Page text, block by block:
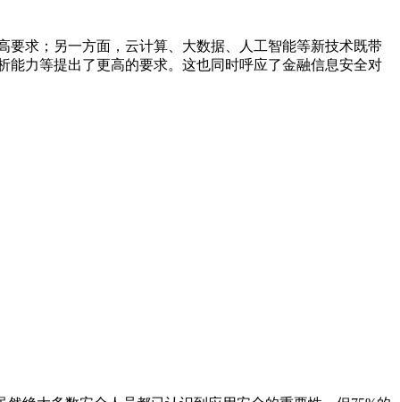
求；另一方面，云计算、大数据、人工智能等新技术既带
力等提出了更高的要求。这也同时呼应了金融信息安全对